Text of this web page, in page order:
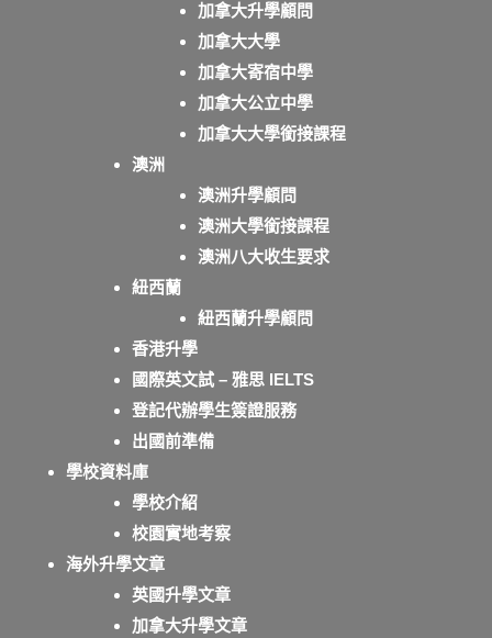
加拿大升學顧問
加拿大大學
加拿大寄宿中學
加拿大公立中學
加拿大大學銜接課程
澳洲
澳洲升學顧問
澳洲大學銜接課程
澳洲八大收生要求
紐西蘭
紐西蘭升學顧問
香港升學
國際英文試 – 雅思 IELTS
登記代辦學生簽證服務
出國前準備
學校資料庫
學校介紹
校園實地考察
海外升學文章
英國升學文章
加拿大升學文章